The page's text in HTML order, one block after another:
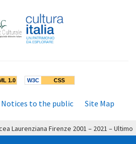
1.0 W3C CSS
Notices to the public Site Map
Laurenziana Firenze 2001 – 2021 – Ultimo